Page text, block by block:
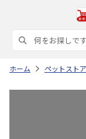
ホーム ペットストア